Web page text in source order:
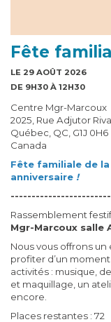
Fête
LE 29 AOÛT 2026
DE 9H30 À 12H30
Centre Mgr-Marcoux
2025, Rue Adjutor
Québec, QC, G1J 0H6
Canada
Fête familiale de
anniversaire !
Rassemblement
Mgr-Marcoux salle
Nous vous offrons
profiter d’un
activités : musique,
et maquillage, un
encore.
Places restantes : 72